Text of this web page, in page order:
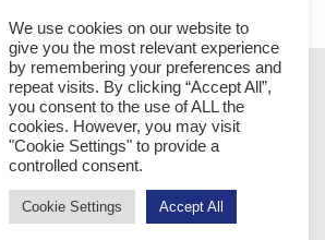
SÃO PAULO
VITÓRIA
andar - Ed. RB1- Centro, Rio de Janeiro -
003 TEL (55 21) 2276 6200
We use cookies on our website to
give you the most relevant experience
by remembering your preferences and
repeat visits. By clicking “Accept All”,
you consent to the use of ALL the
cookies. However, you may visit
"Cookie Settings" to provide a
controlled consent.
Cookie Settings Accept All